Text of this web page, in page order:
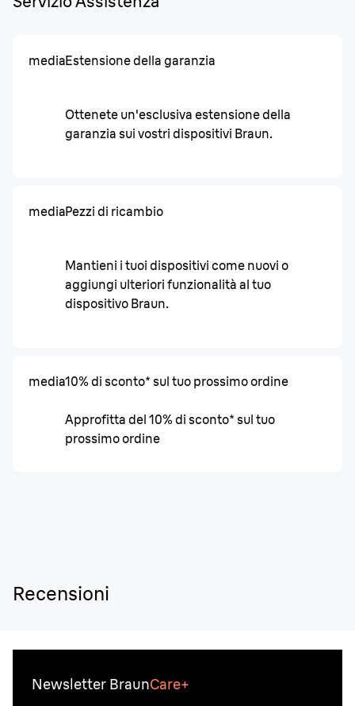
mediaEstensione della garanzia
Ottenete un'esclusiva estensione della
garanzia sui vostri dispositivi Braun.
mediaPezzi di ricambio
Mantieni i tuoi dispositivi come nuovi o
aggiungi ulteriori funzionalità al tuo
dispositivo Braun.
media10% di sconto* sul tuo prossimo ordine
Approfitta del 10% di sconto* sul tuo
prossimo ordine
Recensioni
Newsletter BraunCare+